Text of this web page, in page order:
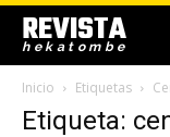
REVISTA
hekatombe
Inicio Etiquetas
Etiqueta: